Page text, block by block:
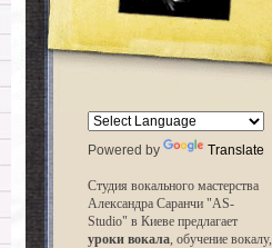
Powered by Translate
Студия вокального мастерства
Александра Саранчи "AS-
Studio" в Киеве предлагает
уроки вокала, обучение вокалу,